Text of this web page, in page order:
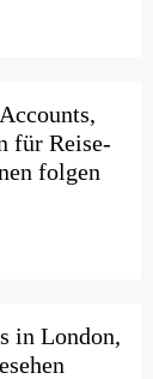
für Reise-
folgen
in London,